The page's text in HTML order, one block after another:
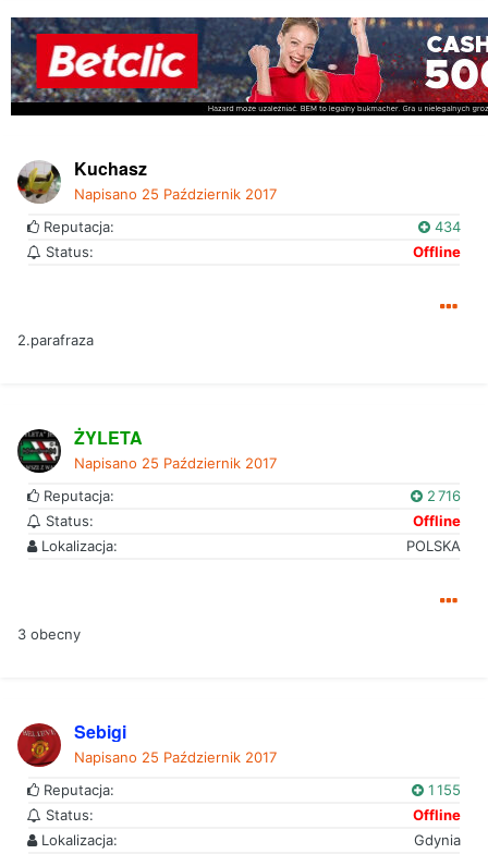
Kuchasz
Napisano 25 Październik 2017
Reputacja:
434
Status:
Offline
2.parafraza
ŻYLETA
Napisano 25 Październik 2017
Reputacja:
2 716
Status:
Offline
Lokalizacja:
POLSKA
3 obecny
Sebigi
Napisano 25 Październik 2017
Reputacja:
1 155
Status:
Offline
Lokalizacja:
Gdynia